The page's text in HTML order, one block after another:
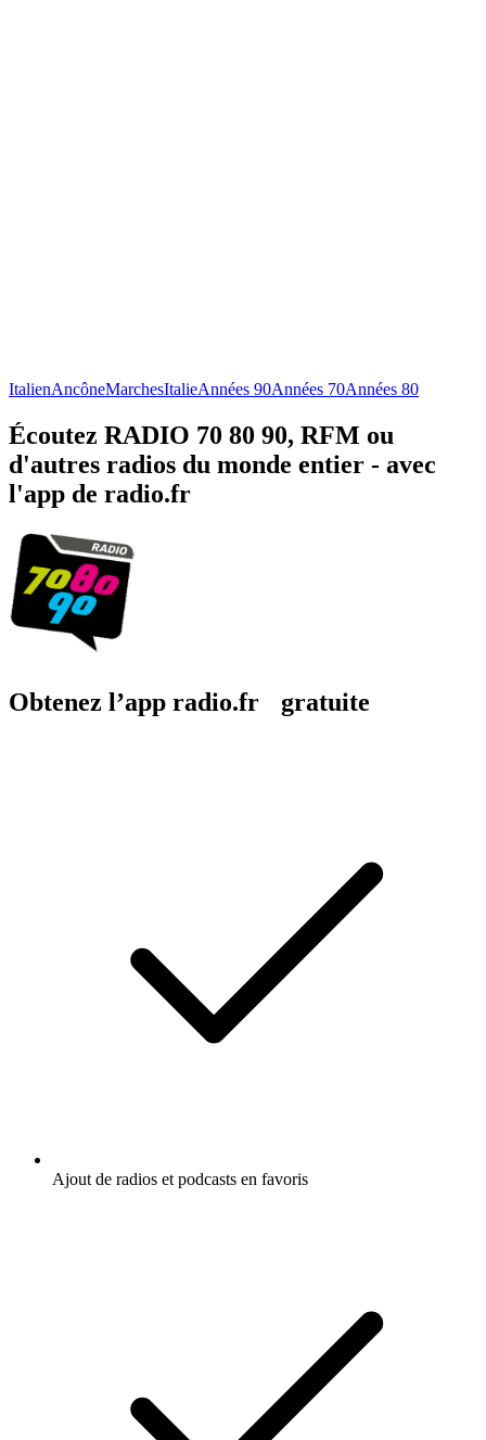
ItalienAncôneMarchesItalieAnnées 90Années 70Années 80
Écoutez RADIO 70 80 90, RFM ou
d'autres radios du monde entier - avec
l'app de radio.fr
Obtenez l’app radio.fr gratuite
Ajout de radios et podcasts en favoris